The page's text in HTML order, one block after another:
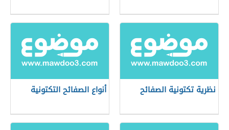
نظرية تكتونية الصفائح أنواع الصفائح التكتونية